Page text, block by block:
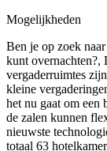
Mogelijkheden
Ben je op zoek
kunt overnachten?,
vergaderruimtes
kleine
het nu gaat om een
de zalen kunnen
nieuwste
totaal 63